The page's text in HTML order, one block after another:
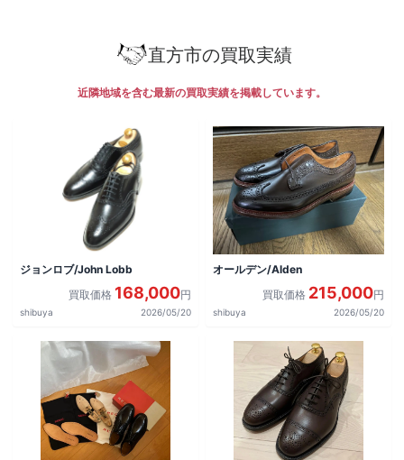
直方市の買取実績
近隣地域を含む最新の買取実績を掲載しています。
ジョンロブ/John Lobb
買取価格 168,000円
shibuya 2026/05/20
オールデン/Alden
買取価格 215,000円
shibuya 2026/05/20